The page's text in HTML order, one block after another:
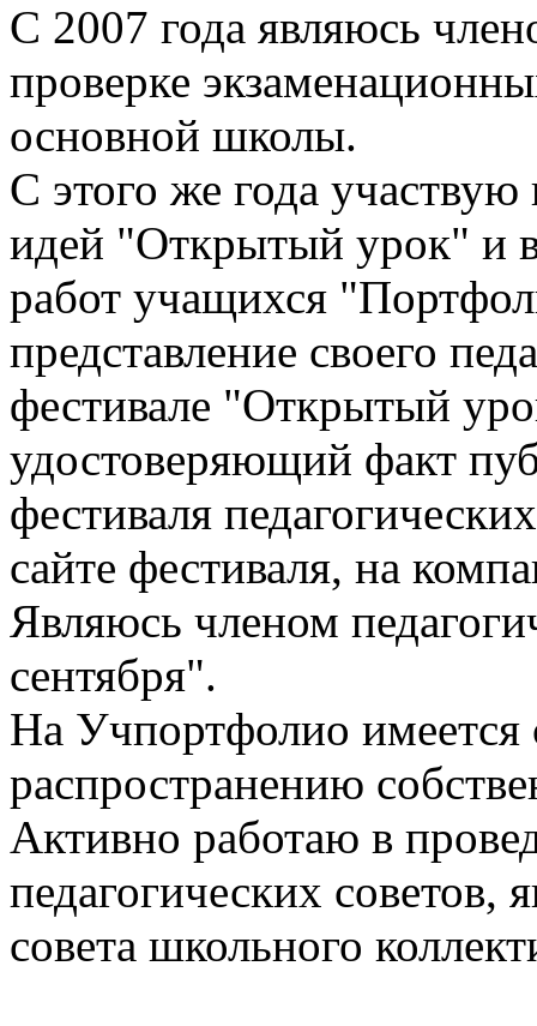
С 2007 года являюсь
проверке
основной школы.
С этого же года участвую
идей "Открытый урок" и в
работ учащихся
представление своего
фестивале "Открытый
удостоверяющий факт
фестиваля
сайте фестиваля, на
Являюсь членом
сентября".
На Учпортфолио имеется
распространению
Активно работаю в
педагогических советов,
совета школьного